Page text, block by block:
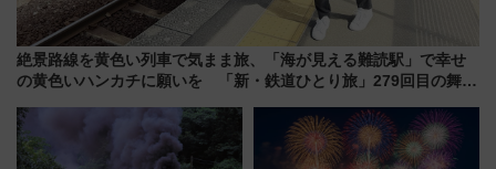
絶景路線を黄色い列車で気まま旅、「海が見える難読駅」で幸せ
の黄色いハンカチに願いを 「新・鉄道ひとり旅」279回目の舞台